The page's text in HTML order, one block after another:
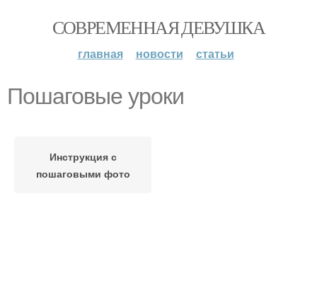
СОВРЕМЕННАЯ ДЕВУШКА
главная новости статьи
Пошаговые уроки
Инструкция с
пошаговыми фото